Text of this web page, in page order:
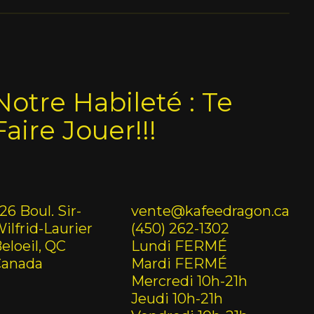
Habileté : Te
Jouer!!!
Boul. Sir-
Laurier
QC
vente@kafeedragon.ca
(450) 262-1302
Lundi FERMÉ
Mardi FERMÉ
Mercredi 10h-21h
Jeudi 10h-21h